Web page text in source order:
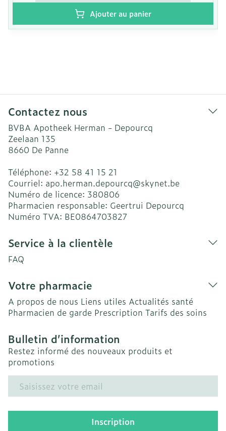
Ajouter au panier
Contactez nous
BVBA Apotheek Herman - Depourcq
Zeelaan 135
8660 De Panne
Téléphone: +32 58 41 15 21
Courriel: apo.herman.depourcq@skynet.be
Numéro de licence: 380806
Pharmacien responsable: Geertrui Depourcq
Numéro TVA: BE0864703827
Service à la clientèle
FAQ
Votre pharmacie
A propos de nous Liens utiles Actualités santé
Pharmacien de garde Prescription Tarifs des soins
Bulletin d’information
Restez informé des nouveaux produits et
promotions
Adresse mail
Inscription